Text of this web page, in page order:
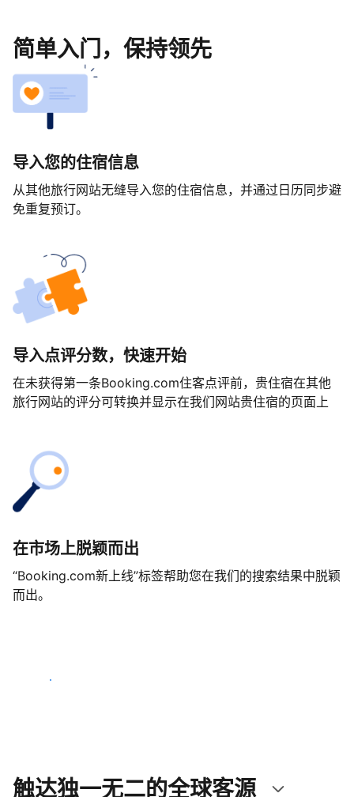
简单入门，保持领先
导入您的住宿信息
从其他旅行网站无缝导入您的住宿信息，并通过日历同步避
免重复预订。
导入点评分数，快速开始
在未获得第一条Booking.com住客点评前，贵住宿在其他
旅行网站的评分可转换并显示在我们网站贵住宿的页面上
在市场上脱颖而出
“Booking.com新上线”标签帮助您在我们的搜索结果中脱颖
而出。
马上开始
触达独一无二的全球客源